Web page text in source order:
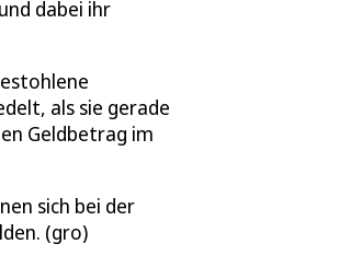
dabei ihr
als sie gerade
Geldbetrag im
sich bei der
(gro)